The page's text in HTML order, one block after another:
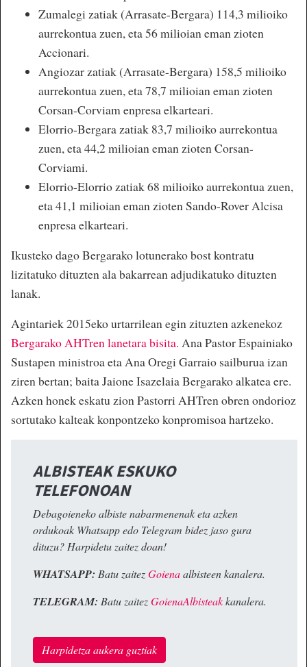
Zumalegi zatiak (Arrasate-Bergara) 114,3 milioiko
aurrekontua zuen, eta 56 milioian eman zioten
Accionari.
Angiozar zatiak (Arrasate-Bergara) 158,5 milioiko
aurrekontua zuen, eta 78,7 milioian eman zioten
Corsan-Corviam enpresa elkarteari.
Elorrio-Bergara zatiak 83,7 milioiko aurrekontua
zuen, eta 44,2 milioian eman zioten Corsan-
Corviami.
Elorrio-Elorrio zatiak 68 milioiko aurrekontua zuen,
eta 41,1 milioian eman zioten Sando-Rover Alcisa
enpresa elkarteari.
Ikusteko dago Bergarako lotunerako bost kontratu
lizitatuko dituzten ala bakarrean adjudikatuko dituzten
lanak.
Agintariek 2015eko urtarrilean egin zituzten azkenekoz
Bergarako AHTren lanetara bisita. Ana Pastor Espainiako
Sustapen ministroa eta Ana Oregi Garraio sailburua izan
ziren bertan; baita Jaione Isazelaia Bergarako alkatea ere.
Azken honek eskatu zion Pastorri AHTren obren ondorioz
sortutako kalteak konpontzeko konpromisoa hartzeko.
ALBISTEAK ESKUKO
TELEFONOAN
Debagoieneko albiste nabarmenenak eta azken
ordukoak Whatsapp edo Telegram bidez jaso gura
dituzu? Harpidetu zaitez doan!
WHATSAPP: Batu zaitezGoienaalbisteen kanalera.
TELEGRAM: Batu zaitezGoienaAlbisteakkanalera.
Harpidetza aukera guztiak